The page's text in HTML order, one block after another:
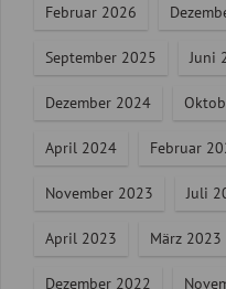
Februar 2026
September 2025 Juni
Dezember 2024
April 2024 Februar
November 2023 Juli
April 2023 März 2023
Dezember 2022